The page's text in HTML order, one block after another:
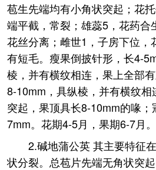
苞生先端均有小角状突起；花
端平截，常裂；雄蕊5，花药合
花丝分离；雌世1，子房下位，
有短毛。瘦果倒披针形，长4-
棱，并有横纹相连，果上全部
8-10mm，具纵棱，并有横纹
突起，果顶具长8-10mm的喙
7mm。花期4-5月，果期6-7月。
2.碱地蒲公英 其主要特征
状分裂。总苞片先端无角状突